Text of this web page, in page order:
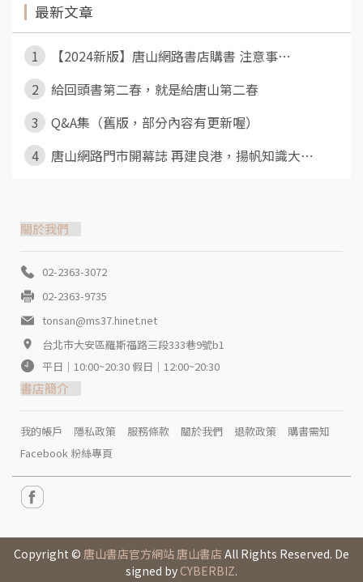
最新文章
1
【2024新版】唐山網路書店購書 注意事⋯
2
給回頭書第二春，就是給唐山第二春
3
Q&A集（舊版，部分內容有更新喔）
4
唐山網路門市開幕誌 再建良港，揚帆知識大⋯
關於我們
02-2363-3072
02-2363-9735
tonsan@ms37.hinet.net
台北市大安區羅斯福路三段333巷9號b1
平日｜10:00~20:30 假日｜12:00~20:30
書店簡介
我的帳戶 隱私政策 服務條款 關於我們 退款政策
購書需知
Facebook 粉絲專頁
Copyright © 唐山書店官方網站 唐山書店All Rights Reserved. De
signed by CYBERBIZ.